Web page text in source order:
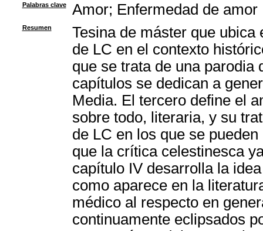
Palabras clave
Amor; Enfermedad de amor
Resumen
Tesina de máster que
de LC en el contexto
que se trata de una parodia
capítulos se dedican a
Media. El tercero define el
sobre todo, literaria, y su
de LC en los que se
que la crítica celestinesca
capítulo IV desarrolla la
como aparece en la
médico al respecto en
continuamente eclipsados